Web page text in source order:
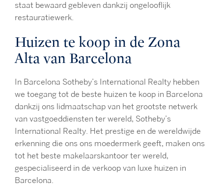
staat bewaard gebleven dankzij ongelooflijk
restauratiewerk.
Huizen te koop in de Zona
Alta van Barcelona
In Barcelona Sotheby’s International Realty hebben
we toegang tot de beste huizen te koop in Barcelona
dankzij ons lidmaatschap van het grootste netwerk
van vastgoeddiensten ter wereld, Sotheby’s
International Realty. Het prestige en de wereldwijde
erkenning die ons ons moedermerk geeft, maken ons
tot het beste makelaarskantoor ter wereld,
gespecialiseerd in de verkoop van luxe huizen in
Barcelona.